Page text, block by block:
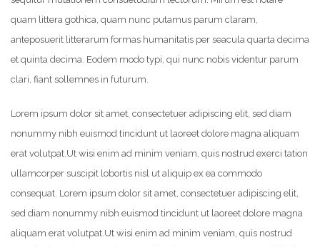
quam littera gothica, quam nunc putamus parum claram,
anteposuerit litterarum formas humanitatis per seacula quarta decima
et quinta decima. Eodem modo typi, qui nunc nobis videntur parum
clari, fiant sollemnes in futurum.
Lorem ipsum dolor sit amet, consectetuer adipiscing elit, sed diam
nonummy nibh euismod tincidunt ut laoreet dolore magna aliquam
erat volutpat.Ut wisi enim ad minim veniam, quis nostrud exerci tation
ullamcorper suscipit lobortis nisl ut aliquip ex ea commodo
consequat. Lorem ipsum dolor sit amet, consectetuer adipiscing elit,
sed diam nonummy nibh euismod tincidunt ut laoreet dolore magna
aliquam erat volutpat.Ut wisi enim ad minim veniam, quis nostrud